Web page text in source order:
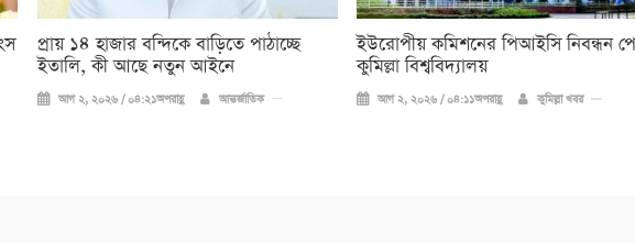
প্রায় ১৪ হাজার বন্দিকে বাড়িতে পাঠাচ্ছে
ইতালি, কী আছে নতুন আইনে
আগ ২, ২০২৬ / ০৪:২১অপরাহ্ণ আন্তর্জাতিক
ইউরোপীয় কমিশনের পিআইসি নিবন্ধন
কুমিল্লা বিশ্ববিদ্যালয়
আগ ২, ২০২৬ / ০৪:১১অপরাহ্ণ কুমিল্লা খবর